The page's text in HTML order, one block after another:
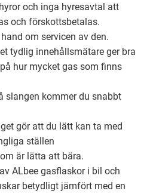
och inga hyresavtal att
och förskottsbetalas.
om servicen av den.
tydlig innehållsmätare ger bra
hur mycket gas som finns
slangen kommer du snabbt
gör att du lätt kan ta med
ställen
är lätta att bära.
ALbee gasflaskor i bil och
betydligt jämfört med en